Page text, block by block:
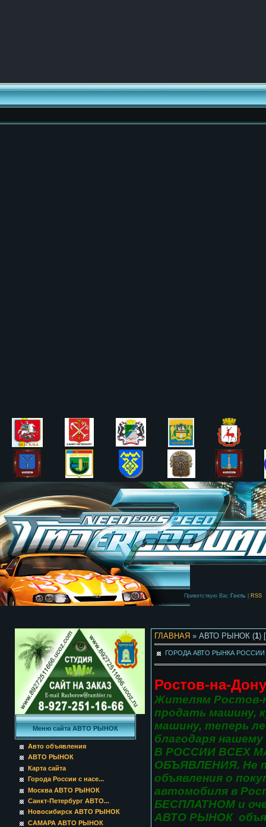
Приветствую Вас Гость RSS
Меню сайта АВТО РЫНОК
Авто объявления
АВТО РЫНОК
Карта сайта
Города России с насе...
Москва АВТО РЫНОК
Санкт-Петербург АВТО...
Новосибирск АВТО РЫНОК
САМАРА АВТО РЫНОК
ГЛАВНАЯ » АВТО РЫНОК (1)
ГОРОДА АВТО РЫНКА РОССИИ
Ростов-на-
Жителям Ростов-
продать машину,
машину, теперь
благодаря
В РОССИИ ВСЕХ
ОБЪЯВЛЕНИЯ. Не
объявления о
автомобиля в
БЕСПЛАТНОМ и
АВТО РЫНОК